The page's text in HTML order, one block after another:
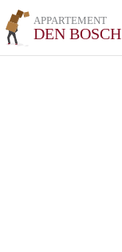
APPARTEMENT
DEN BOSCH